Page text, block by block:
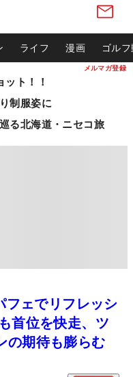
メルマガ登録
ライフ 漫画 ゴル
ット！！
制服姿に
る北海道・ニセコ旅
フェでリフレッシ
首位を快走、ツ
の期待も膨らむ